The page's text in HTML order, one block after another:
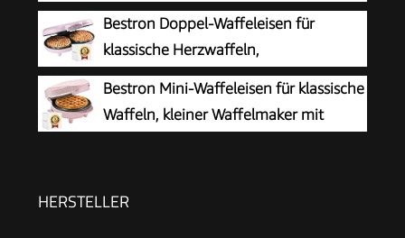
ikonisches Design, vertikale
Aufbewahrung, benutzerfreundlich,
Schwarz/Edelstahl, FDK261
Bestron Doppel-Waffeleisen für
klassische Herzwaffeln,
Herzwaffeleisen mit Backampel &
Antihaftbeschichtung, ideal für
Kindergeburtstage, Ostern & Weihnachten,
Bestron Mini-Waffeleisen für klassische
Waffeln, kleiner Waffelmaker mit
Weihnachten, Retro Design, 550 Watt, Farbe:
HERSTELLER